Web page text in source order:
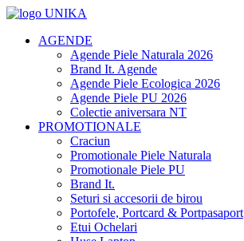
AGENDE
Agende Piele Naturala 2026
Brand It. Agende
Agende Piele Ecologica 2026
Agende Piele PU 2026
Colectie aniversara NT
PROMOTIONALE
Craciun
Promotionale Piele Naturala
Promotionale Piele PU
Brand It.
Seturi si accesorii de birou
Portofele, Portcard & Portpasaport
Etui Ochelari